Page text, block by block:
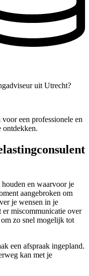
uit Utrecht?
een professionele en
ontdekken.
en waarvoor je
aangebroken om
je wensen in je
miscommunicatie over
zo snel mogelijk tot
een afspraak ingepland.
kan met je